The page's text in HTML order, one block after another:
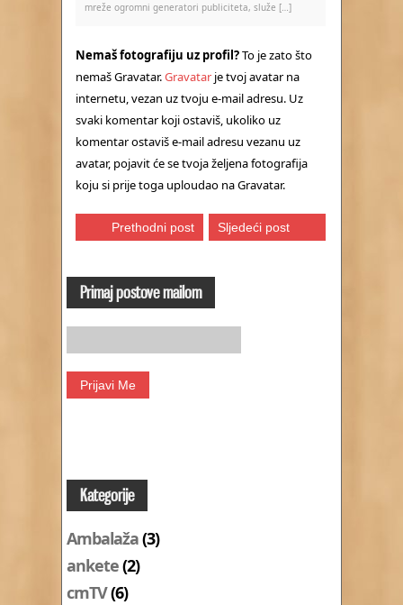
mreže ogromni generatori publiciteta, služe […]
Nemaš fotografiju uz profil?To je zato što
nemaš Gravatar.Gravatar je tvoj avatar na
internetu, vezan uz tvoju e-mail adresu. Uz
svaki komentar koji ostaviš, ukoliko uz
komentar ostaviš e-mail adresu vezanu uz
avatar, pojavit će se tvoja željena fotografija
koju si prije toga uploudao na Gravatar.
Prethodni post Sljedeći post
Primaj postove mailom
Kategorije
Ambalaža(3)
ankete(2)
cmTV(6)